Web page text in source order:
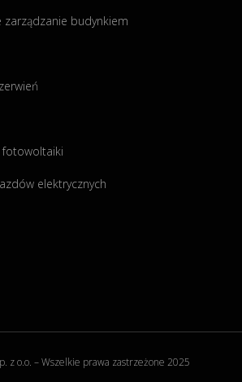
zarządzanie budynkiem
fotowoltaiki
elektrycznych
z o.o. – Wszelkie prawa zastrzeżone 2025